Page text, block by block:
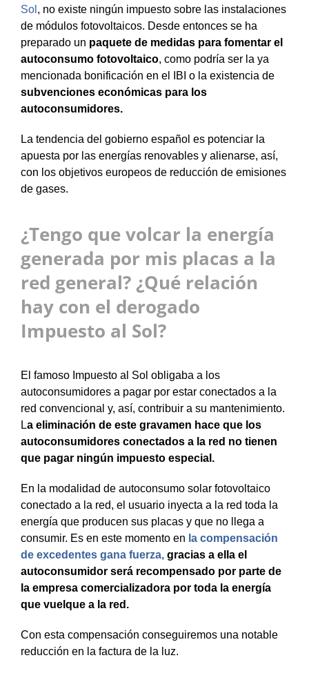
Sol , no existe ningún impuesto sobre las instalaciones
de módulos fotovoltaicos. Desde entonces se ha
preparado un paquete de medidas para fomentar el
autoconsumo fotovoltaico, como podría ser la ya
mencionada bonificación en el IBI o la existencia de
subvenciones económicas para los
autoconsumidores.
La tendencia del gobierno español es potenciar la
apuesta por las energías renovables y alienarse, así,
con los objetivos europeos de reducción de emisiones
de gases.
¿Tengo que volcar la energía
generada por mis placas a la
red general? ¿Qué relación
hay con el derogado
Impuesto al Sol?
El famoso Impuesto al Sol obligaba a los
autoconsumidores a pagar por estar conectados a la
red convencional y, así, contribuir a su mantenimiento.
La eliminación de este gravamen hace que los
autoconsumidores conectados a la red no tienen
que pagar ningún impuesto especial.
En la modalidad de autoconsumo solar fotovoltaico
conectado a la red, el usuario inyecta a la red toda la
energía que producen sus placas y que no llega a
consumir. Es en este momento en la compensación
de excedentes gana fuerza, gracias a ella el
autoconsumidor será recompensado por parte de
la empresa comercializadora por toda la energía
que vuelque a la red.
Con esta compensación conseguiremos una notable
reducción en la factura de la luz.